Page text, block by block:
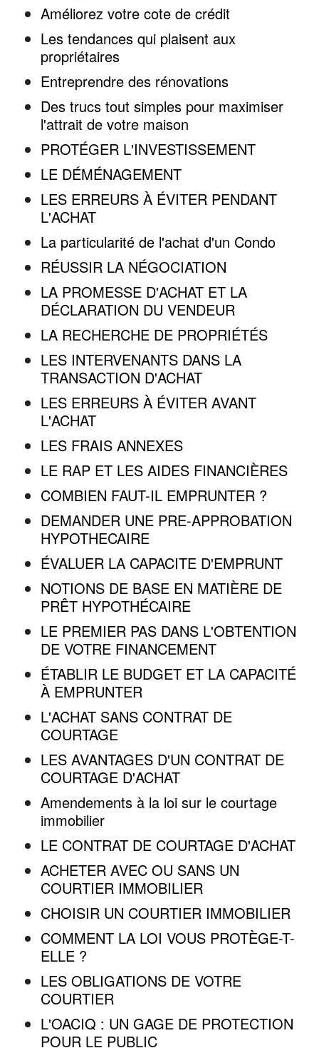
Améliorez votre cote de crédit
Les tendances qui plaisent aux
propriétaires
Entreprendre des rénovations
Des trucs tout simples pour maximiser
l'attrait de votre maison
PROTÉGER L'INVESTISSEMENT
LE DÉMÉNAGEMENT
LES ERREURS À ÉVITER PENDANT
L'ACHAT
La particularité de l'achat d'un Condo
RÉUSSIR LA NÉGOCIATION
LA PROMESSE D'ACHAT ET LA
DÉCLARATION DU VENDEUR
LA RECHERCHE DE PROPRIÉTÉS
LES INTERVENANTS DANS LA
TRANSACTION D'ACHAT
LES ERREURS À ÉVITER AVANT
L'ACHAT
LES FRAIS ANNEXES
LE RAP ET LES AIDES FINANCIÈRES
COMBIEN FAUT-IL EMPRUNTER ?
DEMANDER UNE PRE-APPROBATION
HYPOTHECAIRE
ÉVALUER LA CAPACITE D'EMPRUNT
NOTIONS DE BASE EN MATIÈRE DE
PRÊT HYPOTHÉCAIRE
LE PREMIER PAS DANS L'OBTENTION
DE VOTRE FINANCEMENT
ÉTABLIR LE BUDGET ET LA CAPACITÉ
À EMPRUNTER
L'ACHAT SANS CONTRAT DE
COURTAGE
LES AVANTAGES D'UN CONTRAT DE
COURTAGE D'ACHAT
Amendements à la loi sur le courtage
immobilier
LE CONTRAT DE COURTAGE D'ACHAT
ACHETER AVEC OU SANS UN
COURTIER IMMOBILIER
CHOISIR UN COURTIER IMMOBILIER
COMMENT LA LOI VOUS PROTÈGE-T-
ELLE ?
LES OBLIGATIONS DE VOTRE
COURTIER
L'OACIQ : UN GAGE DE PROTECTION
POUR LE PUBLIC